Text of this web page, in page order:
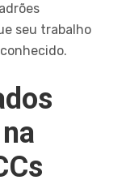
seu trabalho